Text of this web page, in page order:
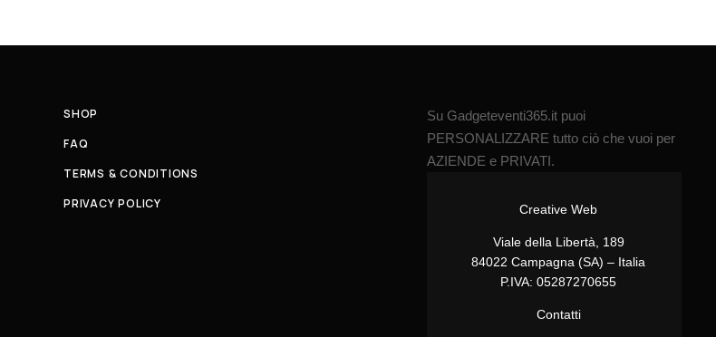
SHOP
FAQ
TERMS & CONDITIONS
PRIVACY POLICY
Su Gadgeteventi365.it puoi
PERSONALIZZARE tutto ciò che vuoi per
AZIENDE e PRIVATI.
Creative Web
Viale della Libertà, 189
84022 Campagna (SA) – Italia
P.IVA: 05287270655
Contatti